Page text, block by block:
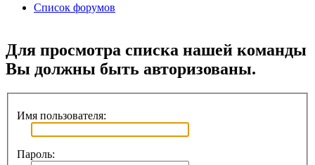
Список форумов
Для просмотра списка нашей команды
Вы должны быть авторизованы.
Имя пользователя:
Пароль: